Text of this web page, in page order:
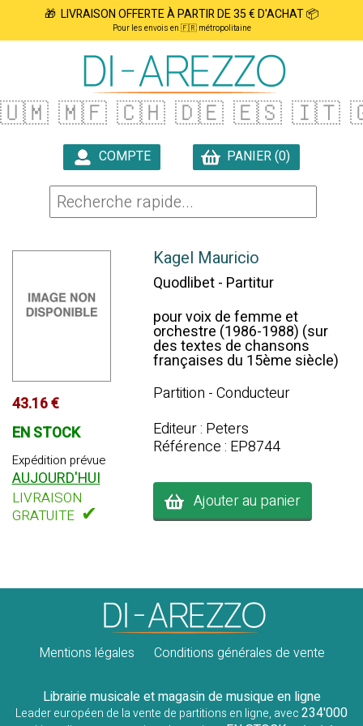
🎁 LIVRAISON OFFERTE À PARTIR DE 35 € D'ACHAT 📦
Pour les envois en 🇫🇷 métropolitaine
🇺🇲 🇲🇫 🇨🇭 🇩🇪 🇪🇸 🇮🇹
COMPTE
PANIER (0)
43.16 €
EN STOCK
Expédition prévue
AUJOURD'HUI
LIVRAISON
GRATUITE ✔
Kagel Mauricio
Quodlibet - Partitur
pour voix de femme et
orchestre (1986-1988) (sur
des textes de chansons
françaises du 15ème siècle)
Partition - Conducteur
Editeur : Peters
Référence : EP8744
Ajouter au panier
Mentions légales Conditions générales de vente
Librairie musicale et magasin de musique en ligne
Leader européen de la vente de partitions en ligne, avec234'000